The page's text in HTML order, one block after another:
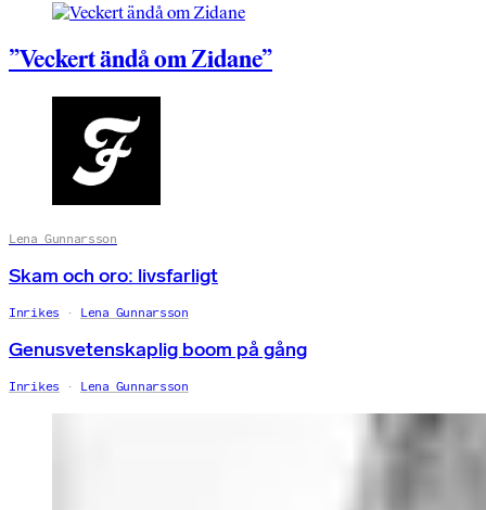
”Veckert ändå om Zidane”
Lena Gunnarsson
Skam och oro: livsfarligt
Inrikes Lena Gunnarsson
Genusvetenskaplig boom på gång
Inrikes Lena Gunnarsson